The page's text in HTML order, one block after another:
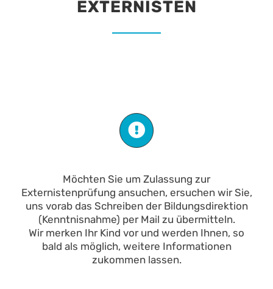
EXTERNISTEN
Möchten Sie um Zulassung zur
Externistenprüfung ansuchen, ersuchen wir Sie,
uns vorab das Schreiben der Bildungsdirektion
(Kenntnisnahme) per Mail zu übermitteln.
Wir merken Ihr Kind vor und werden Ihnen, so
bald als möglich, weitere Informationen
zukommen lassen.